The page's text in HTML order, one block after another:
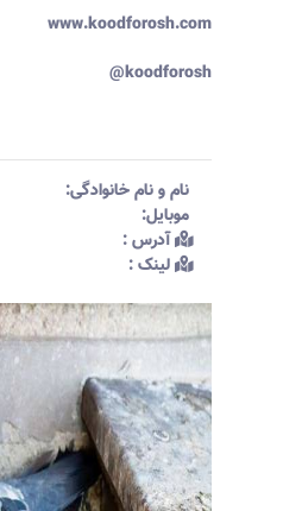
www.koodforosh.com
koodforosh@
نام و نام خانوادگی:‌
موبایل:‌
آدرس :‌
لینک :‌